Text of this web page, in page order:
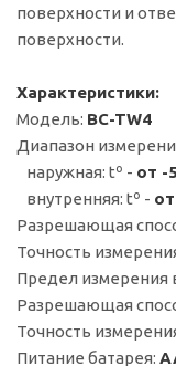
поверхности и
поверхности.
Характеристики:
Модель: BC-TW4
Диапазон
наружная: tº - от -
внутренняя: tº -
Разрешающая
Точность
Предел измерения
Разрешающая
Точность
Питание батарея: